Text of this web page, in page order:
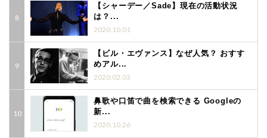
【シャーデー／Sade】現在の活動状況
は？...
2020.10.01
【ビル・エヴァンス】なぜ人気？ おすす
めアル...
2020.02.03
鼻歌や口笛で曲を検索できる Googleの
新...
2020.10.26